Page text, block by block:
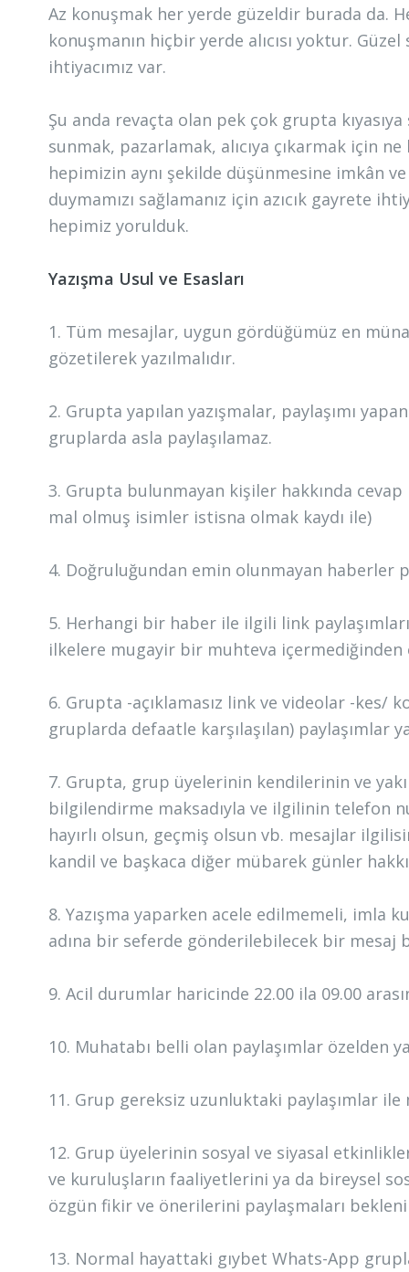
Az konuşmak her yerde güzeldir burada da.
konuşmanın hiçbir yerde alıcısı yoktur.
ihtiyacımız var.
Şu anda revaçta olan pek çok grupta
sunmak, pazarlamak, alıcıya çıkarmak için
hepimizin aynı şekilde düşünmesine imkân
duymamızı sağlamanız için azıcık gayrete
hepimiz yorulduk.
Yazışma Usul ve Esasları
1. Tüm mesajlar, uygun gördüğümüz en
gözetilerek yazılmalıdır.
2. Grupta yapılan yazışmalar, paylaşımı
gruplarda asla paylaşılamaz.
3. Grupta bulunmayan kişiler hakkında
mal olmuş isimler istisna olmak kaydı ile)
4. Doğruluğundan emin olunmayan haberler
5. Herhangi bir haber ile ilgili link
ilkelere mugayir bir muhteva içermediğinden
6. Grupta -açıklamasız link ve videolar -kes/
gruplarda defaatle karşılaşılan) paylaşımlar
7. Grupta, grup üyelerinin kendilerinin ve
bilgilendirme maksadıyla ve ilgilinin telefon
hayırlı olsun, geçmiş olsun vb. mesajlar
kandil ve başkaca diğer mübarek günler
8. Yazışma yaparken acele edilmemeli, imla
adına bir seferde gönderilebilecek bir mesaj
9. Acil durumlar haricinde 22.00 ila 09.00
10. Muhatabı belli olan paylaşımlar özelden
11. Grup gereksiz uzunluktaki paylaşımlar
12. Grup üyelerinin sosyal ve siyasal
ve kuruluşların faaliyetlerini ya da bireysel
özgün fikir ve önerilerini paylaşmaları
13. Normal hayattaki gıybet Whats-App